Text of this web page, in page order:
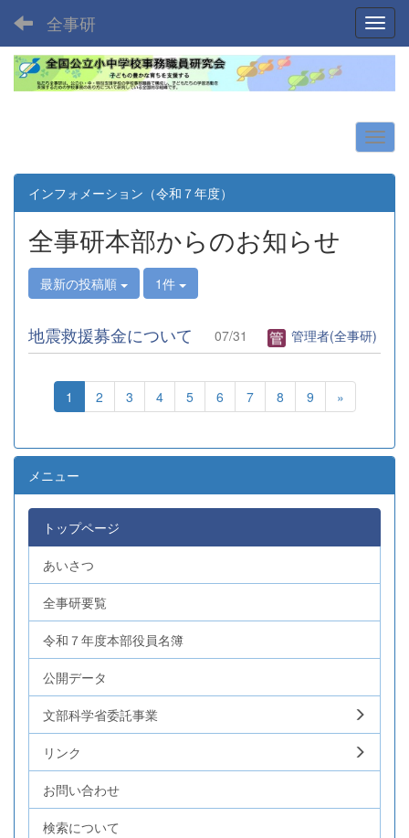
全事研
インフォメーション（令和７年度）
全事研本部からのお知らせ
最新の投稿順 1件
地震救援募金について 07/31 管理者(全事研)
1 2 3 4 5 6 7 8 9 »
メニュー
トップページ
あいさつ
全事研要覧
令和７年度本部役員名簿
公開データ
文部科学省委託事業
リンク
お問い合わせ
検索について